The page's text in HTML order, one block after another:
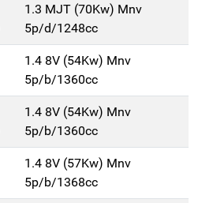
1.3 MJT (70Kw) Mnv
5p/d/1248cc
1.4 8V (54Kw) Mnv
5p/b/1360cc
1.4 8V (54Kw) Mnv
5p/b/1360cc
1.4 8V (57Kw) Mnv
5p/b/1368cc